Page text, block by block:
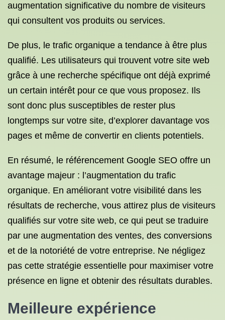
augmentation significative du nombre de visiteurs
qui consultent vos produits ou services.
De plus, le trafic organique a tendance à être plus
qualifié. Les utilisateurs qui trouvent votre site web
grâce à une recherche spécifique ont déjà exprimé
un certain intérêt pour ce que vous proposez. Ils
sont donc plus susceptibles de rester plus
longtemps sur votre site, d’explorer davantage vos
pages et même de convertir en clients potentiels.
En résumé, le référencement Google SEO offre un
avantage majeur : l’augmentation du trafic
organique. En améliorant votre visibilité dans les
résultats de recherche, vous attirez plus de visiteurs
qualifiés sur votre site web, ce qui peut se traduire
par une augmentation des ventes, des conversions
et de la notoriété de votre entreprise. Ne négligez
pas cette stratégie essentielle pour maximiser votre
présence en ligne et obtenir des résultats durables.
Meilleure expérience